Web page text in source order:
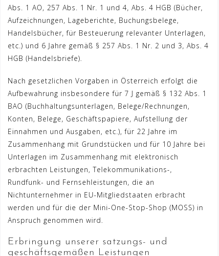
Abs. 1 AO, 257 Abs. 1 Nr. 1 und 4, Abs. 4 HGB (Bücher,
Aufzeichnungen, Lageberichte, Buchungsbelege,
Handelsbücher, für Besteuerung relevanter Unterlagen,
etc.) und 6 Jahre gemäß § 257 Abs. 1 Nr. 2 und 3, Abs. 4
HGB (Handelsbriefe).
Nach gesetzlichen Vorgaben in Österreich erfolgt die
Aufbewahrung insbesondere für 7 J gemäß § 132 Abs. 1
BAO (Buchhaltungsunterlagen, Belege/Rechnungen,
Konten, Belege, Geschäftspapiere, Aufstellung der
Einnahmen und Ausgaben, etc.), für 22 Jahre im
Zusammenhang mit Grundstücken und für 10 Jahre bei
Unterlagen im Zusammenhang mit elektronisch
erbrachten Leistungen, Telekommunikations-,
Rundfunk- und Fernsehleistungen, die an
Nichtunternehmer in EU-Mitgliedstaaten erbracht
werden und für die der Mini-One-Stop-Shop (MOSS) in
Anspruch genommen wird.
Erbringung unserer satzungs- und
geschäftsgemäßen Leistungen